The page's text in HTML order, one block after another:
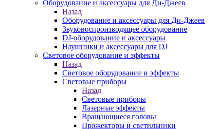
Оборудование и аксессуары для Ди-Джеев
Назад
Оборудование и аксессуары для Ди-Джеев
Звуковоспроизводящее оборудование
DJ-оборудование и аксессуары
Наушники и аксессуары для DJ
Световое оборудование и эффекты
Назад
Световое оборудование и эффекты
Световые приборы
Назад
Световые приборы
Лазерные эффекты
Вращающиеся головы
Прожекторы и светильники